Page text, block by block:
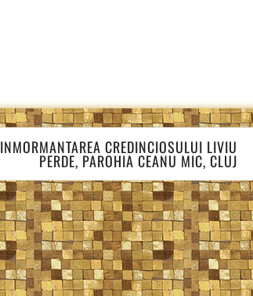
INMORMANTAREA CREDINCIOSULUI LIVIU
PERDE, PAROHIA CEANU MIC, CLUJ